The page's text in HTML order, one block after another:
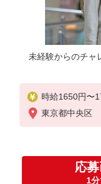
未経験からのチャ
時給1650円〜
時給1650円
東京都中央区
応
1